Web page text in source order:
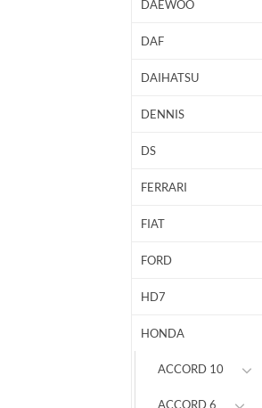
DAEWOO
DAF
DAIHATSU
DENNIS
DS
FERRARI
FIAT
FORD
HD7
HONDA
ACCORD 10
ACCORD 6